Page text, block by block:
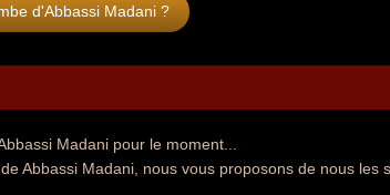
d'Abbassi Madani ?
Madani pour le moment...
Abbassi Madani, nous vous proposons de nous les